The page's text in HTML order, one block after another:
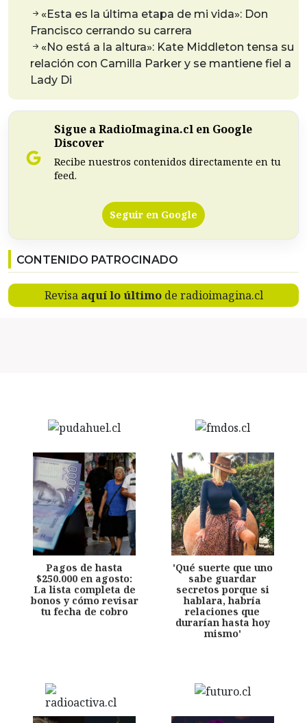
«Esta es la última etapa de mi vida»: Don
Francisco cerrando su carrera
«No está a la altura»: Kate Middleton tensa su
relación con Camilla Parker y se mantiene fiel a
Lady Di
Sigue a RadioImagina.cl en Google
Discover
Recibe nuestros contenidos directamente en tu
feed.
Seguir en Google
CONTENIDO PATROCINADO
Revisa aquí lo últimode radioimagina.cl
Pagos de hasta
$250.000 en agosto:
La lista completa de
bonos y cómo revisar
tu fecha de cobro
'Qué suerte que uno
sabe guardar
secretos porque si
hablara, habría
relaciones que
durarían hasta hoy
mismo'